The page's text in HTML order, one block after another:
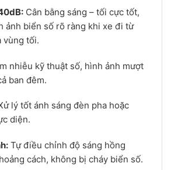
Cân bằng sáng – tối cực tốt,
ảnh biển số rõ ràng khi xe đi từ
vùng tối.
nhiễu kỹ thuật số, hình ảnh mượt
ban đêm.
lý tốt ánh sáng đèn pha hoặc
diện.
Tự điều chỉnh độ sáng hồng
cách, không bị cháy biển số.